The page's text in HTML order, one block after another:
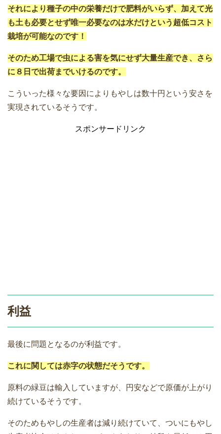
それにより種子の中の栄養だけで肥料がいらず、加えて光
も土も必要とせず唯一必要なのは水だけという超低コスト
栽培が可能なのです！
そのため工場で虫による害を気にせず大量生産でき、さら
に８日で出荷までいけるのです。
こういった様々な要因によりもやしは数十円という安さを
実現されているそうです。
スポンサードリンク
利益
最後に問題となるのが利益です。
これに関しては赤字の状態だそうです。
原料の緑豆は輸入していますが、円安などで原価が上がり
続けているそうです。
そのためもやしの生産者は減り続けていて、ついにもやし